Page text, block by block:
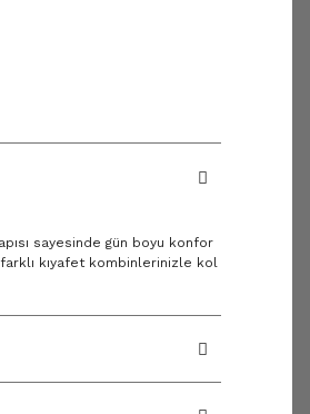
sayesinde gün boyu konfor
kıyafet kombinlerinizle kol